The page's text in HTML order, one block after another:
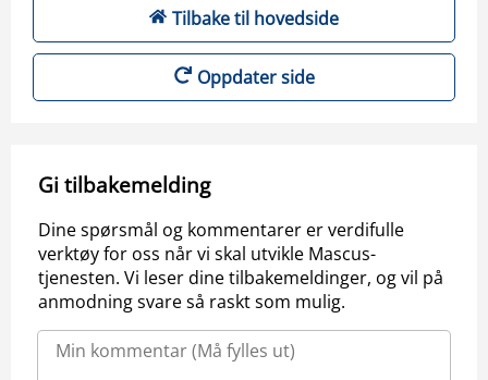
Tilbake til hovedside
Oppdater side
Gi tilbakemelding
Dine spørsmål og kommentarer er verdifulle
verktøy for oss når vi skal utvikle Mascus-
tjenesten. Vi leser dine tilbakemeldinger, og vil på
anmodning svare så raskt som mulig.